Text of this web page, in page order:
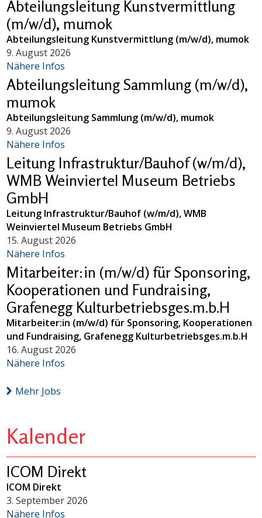
Abteilungsleitung Kunstvermittlung
(m/w/d), mumok
Abteilungsleitung Kunstvermittlung (m/w/d), mumok
9. August 2026
Nähere Infos
Abteilungsleitung Sammlung (m/w/d),
mumok
Abteilungsleitung Sammlung (m/w/d), mumok
9. August 2026
Nähere Infos
Leitung Infrastruktur/Bauhof (w/m/d),
WMB Weinviertel Museum Betriebs
GmbH
Leitung Infrastruktur/Bauhof (w/m/d), WMB
Weinviertel Museum Betriebs GmbH
15. August 2026
Nähere Infos
Mitarbeiter:in (m/w/d) für Sponsoring,
Kooperationen und Fundraising,
Grafenegg Kulturbetriebsges.m.b.H
Mitarbeiter:in (m/w/d) für Sponsoring, Kooperationen
und Fundraising, Grafenegg Kulturbetriebsges.m.b.H
16. August 2026
Nähere Infos
Mehr Jobs
Kalender
ICOM Direkt
ICOM Direkt
3. September 2026
Nähere Infos